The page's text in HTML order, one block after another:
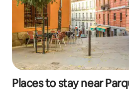
Places to stay near